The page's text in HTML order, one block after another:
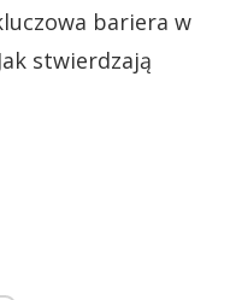
bariera w
stwierdzają